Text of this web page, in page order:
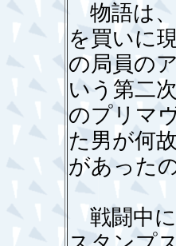
物語は、
を買いに
の局員の
いう第二
のプリマ
た男が何
があった
戦闘中に